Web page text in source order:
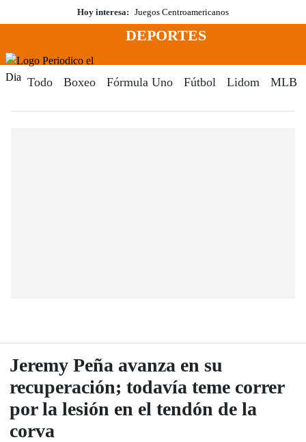
al
Hoy interesa: Juegos Centroamericanos
Menú
DEPORTES
Todo Boxeo Fórmula Uno Fútbol Lidom MLB
Jeremy Peña avanza en su
recuperación; todavía teme correr
por la lesión en el tendón de la
corva